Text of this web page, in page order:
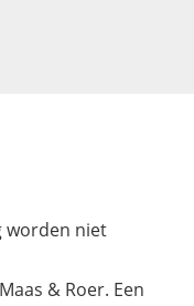
worden niet
& Roer. Een